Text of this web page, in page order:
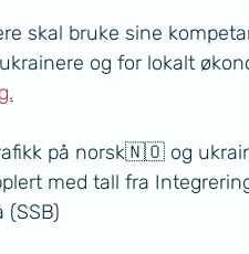
skal bruke sine
og for lokalt
på norsk🇳🇴 og
med tall fra
(SSB)